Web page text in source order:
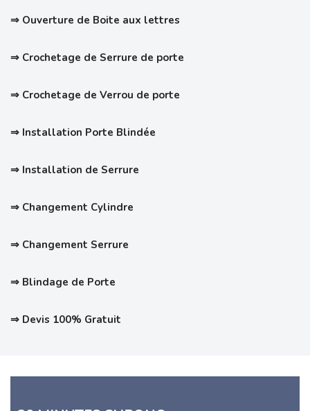
⇒ Ouverture de Boite aux lettres
⇒ Crochetage de Serrure de porte
⇒ Crochetage de Verrou de porte
⇒ Installation Porte Blindée
⇒ Installation de Serrure
⇒ Changement Cylindre
⇒ Changement Serrure
⇒ Blindage de Porte
⇒ Devis 100% Gratuit